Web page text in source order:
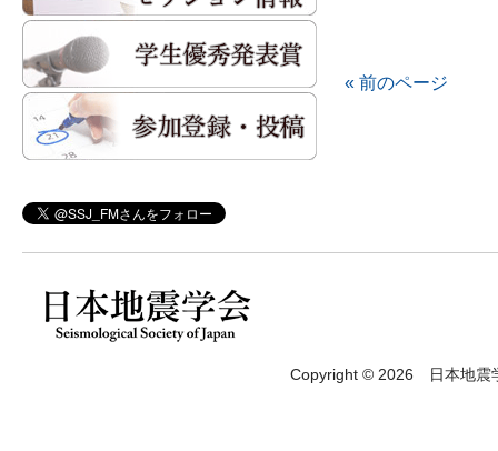
« 前のページ
Copyright © 2026 日本地震